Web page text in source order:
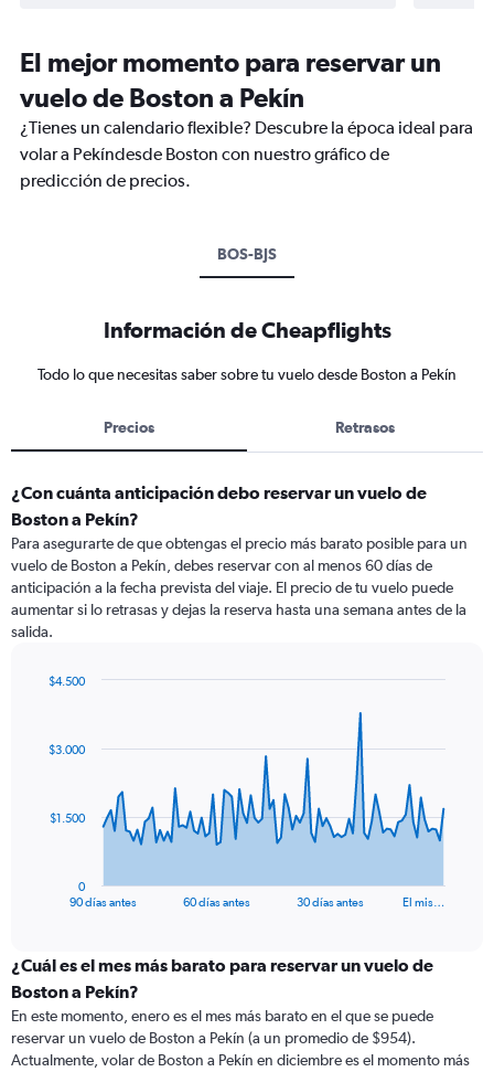
El mejor momento para reservar un
vuelo de Boston a Pekín
¿Tienes un calendario flexible? Descubre la época ideal para
volar a Pekíndesde Boston con nuestro gráfico de
predicción de precios.
BOS-BJS
Información de Cheapflights
Todo lo que necesitas saber sobre tu vuelo desde Boston a Pekín
Precios Retrasos
¿Con cuánta anticipación debo reservar un vuelo de
Boston a Pekín?
Para asegurarte de que obtengas el precio más barato posible para un
vuelo de Boston a Pekín, debes reservar con al menos 60 días de
anticipación a la fecha prevista del viaje. El precio de tu vuelo puede
aumentar si lo retrasas y dejas la reserva hasta una semana antes de la
salida.
data
The
categories.
Range:
categories.
The
90 días antes 60 días antes 30 días antes El mis…
0
$1.500
$3.000
$4.500
¿Cuál es el mes más barato para reservar un vuelo de
Boston a Pekín?
En este momento, enero es el mes más barato en el que se puede
reservar un vuelo de Boston a Pekín (a un promedio de $954).
Actualmente, volar de Boston a Pekín en diciembre es el momento más